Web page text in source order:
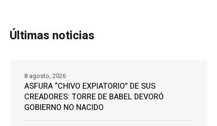
Últimas noticias
ASFURA “CHIVO EXPIATORIO” DE SUS
CREADORES: TORRE DE BABEL DEVORÓ
GOBIERNO NO NACIDO
8 agosto, 2026